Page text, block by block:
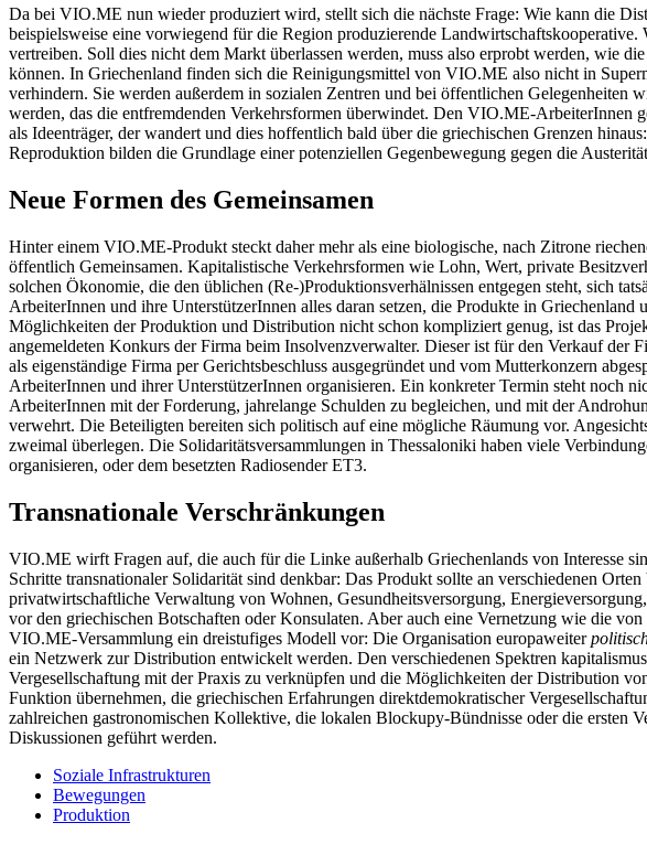
Da bei VIO.ME nun wieder produziert wird, stellt sich die nächste Frage: Wie kann die
beispielsweise eine vorwiegend für die Region produzierende
vertreiben. Soll dies nicht dem Markt überlassen werden, muss also erprobt werden, wie
können. In Griechenland finden sich die Reinigungsmittel von VIO.ME also nicht in
verhindern. Sie werden außerdem in sozialen Zentren und bei öffentlichen
werden, das die entfremdenden Verkehrsformen überwindet. Den VIO.ME-
als Ideenträger, der wandert und dies hoffentlich bald über die griechischen Grenzen
Reproduktion bilden die Grundlage einer potenziellen Gegenbewegung gegen die
Neue Formen des Gemeinsamen
Hinter einem VIO.ME-Produkt steckt daher mehr als eine biologische, nach Zitrone
öffentlich Gemeinsamen. Kapitalistische Verkehrsformen wie Lohn, Wert, private
solchen Ökonomie, die den üblichen (Re-)Produktionsverhälnissen entgegen steht, sich
ArbeiterInnen und ihre UnterstützerInnen alles daran setzen, die Produkte in
Möglichkeiten der Produktion und Distribution nicht schon kompliziert genug, ist das
angemeldeten Konkurs der Firma beim Insolvenzverwalter. Dieser ist für den Verkauf
als eigenständige Firma per Gerichtsbeschluss ausgegründet und vom Mutterkonzern
ArbeiterInnen und ihrer UnterstützerInnen organisieren. Ein konkreter Termin steht noch
ArbeiterInnen mit der Forderung, jahrelange Schulden zu begleichen, und mit der
verwehrt. Die Beteiligten bereiten sich politisch auf eine mögliche Räumung vor.
zweimal überlegen. Die Solidaritätsversammlungen in Thessaloniki haben viele
organisieren, oder dem besetzten Radiosender ET3.
Transnationale Verschränkungen
VIO.ME wirft Fragen auf, die auch für die Linke außerhalb Griechenlands von Interesse
Schritte transnationaler Solidarität sind denkbar: Das Produkt sollte an verschiedenen
privatwirtschaftliche Verwaltung von Wohnen, Gesundheitsversorgung,
vor den griechischen Botschaften oder Konsulaten. Aber auch eine Vernetzung wie die
VIO.ME-Versammlung ein dreistufiges Modell vor: Die Organisation europaweiter
ein Netzwerk zur Distribution entwickelt werden. Den verschiedenen Spektren
Vergesellschaftung mit der Praxis zu verknüpfen und die Möglichkeiten der Distribution
Funktion übernehmen, die griechischen Erfahrungen direktdemokratischer
zahlreichen gastronomischen Kollektive, die lokalen Blockupy-Bündnisse oder die ersten
Diskussionen geführt werden.
Soziale Infrastrukturen
Bewegungen
Produktion